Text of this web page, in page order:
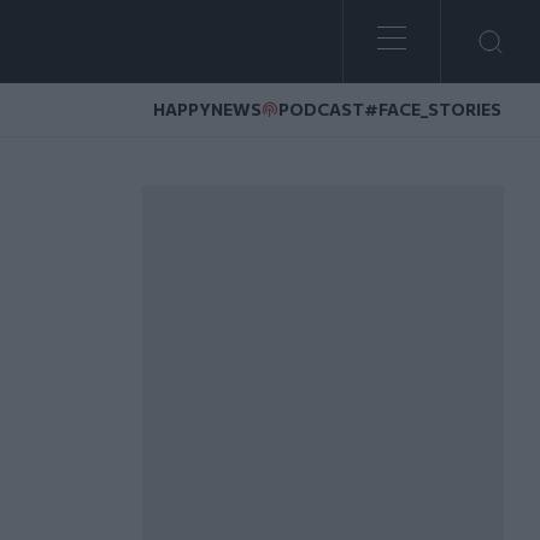
HAPPYNEWS PODCAST#FACE_STORIES
αποφυλακίζεται υπό όρους